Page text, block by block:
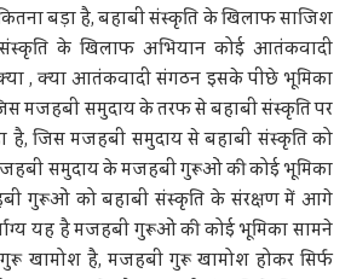
बड़ा है, बहाबी संस्कृति के खिलाफ साजिश
के खिलाफ अभियान कोई आतंकवादी
, क्या आतंकवादी संगठन इसके पीछे भूमिका
मजहबी समुदाय के तरफ से बहाबी संस्कृति पर
है, जिस मजहबी समुदाय से बहाबी संस्कृति को
समुदाय के मजहबी गुरूओं की कोई भूमिका
गुरूओं को बहाबी संस्कृति के संरक्षण में आगे
यह है मजहबी गुरूओं की कोई भूमिका सामने
खामोश है, मजहबी गुरू खामोश होकर सिर्फ